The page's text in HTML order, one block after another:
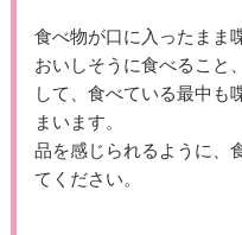
食べ物が口に入ったまま
おいしそうに食べること
して、食べている最中も
まいます。
品を感じられるように、
てください。